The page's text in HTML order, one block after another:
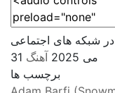
شبکه های اجتماعی
31 می 2025
آهنگ
برچسب ها